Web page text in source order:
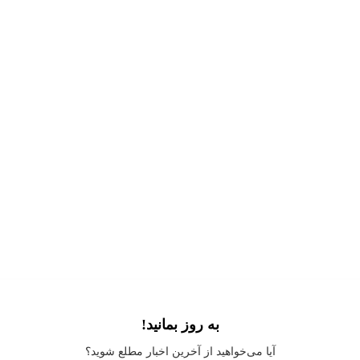
Application error: a client
-side exception has occurred while loading
به روز بمانید!
آیا می‌خواهید از آخرین اخبار مطلع شوید؟